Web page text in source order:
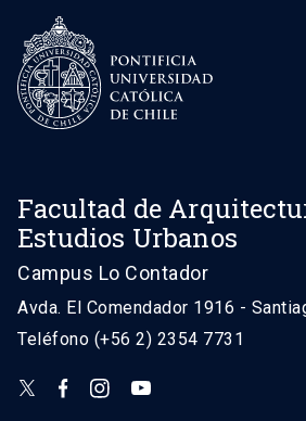
Facultad de
Estudios Urbanos
Campus Lo Contador
Avda. El Comendador 1916 -
Teléfono (+56 2) 2354 7731